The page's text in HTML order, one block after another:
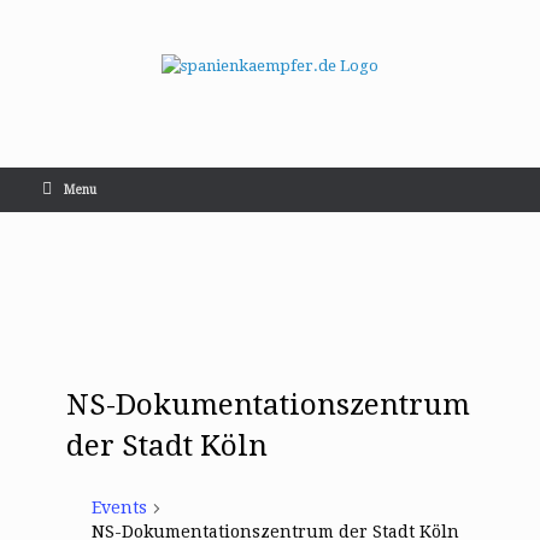
Menu
NS-Dokumentationszentrum
der Stadt Köln
Events
NS-Dokumentationszentrum der Stadt Köln